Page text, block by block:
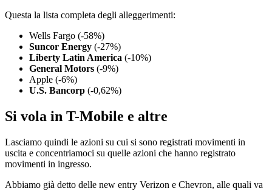
Questa la lista completa degli alleggerimenti:
Wells Fargo (-58%)
Suncor Energy (-27%)
Liberty Latin America (-10%)
General Motors (-9%)
Apple (-6%)
U.S. Bancorp (-0,62%)
Si vola in T-Mobile e altre
Lasciamo quindi le azioni su cui si sono registrati movimenti in
uscita e concentriamoci su quelle azioni che hanno registrato
movimenti in ingresso.
Abbiamo già detto delle new entry Verizon e Chevron, alle quali va